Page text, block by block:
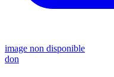
image non disponible
don